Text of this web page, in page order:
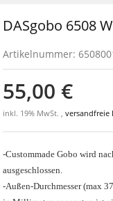
DASgobo 6508
Artikelnummer:
55,00 €
inkl. 19% MwSt. ,versandfreie
-Custommade Gobo wird
ausgeschlossen.
-Außen-Durchmesser(max